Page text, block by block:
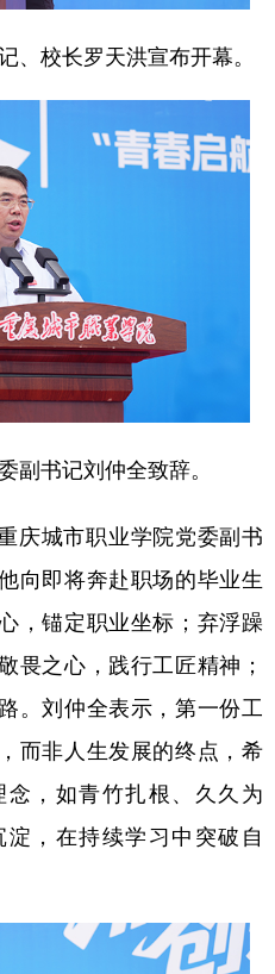
、校长罗天洪宣布开幕。
副书记刘仲全致辞。
庆城市职业学院党委副书
向即将奔赴职场的毕业生
，锚定职业坐标；弃浮躁
畏之心，践行工匠精神；
。刘仲全表示，第一份工
而非人生发展的终点，希
，如青竹扎根、久久为
，在持续学习中突破自